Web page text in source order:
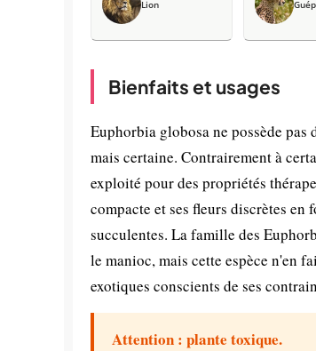
Lion
Bienfaits et usages
Euphorbia globosa ne possède
mais certaine. Contrairement à
exploité pour des propriétés
compacte et ses fleurs discrètes
succulentes. La famille des
le manioc, mais cette espèce n'en
exotiques conscients de ses
Attention : plante toxique.